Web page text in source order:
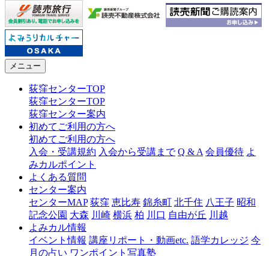
メニュー
荻窪センターTOP
荻窪センターTOP
荻窪センター案内
初めてご利用の方へ
初めてご利用の方へ
入会・受講規約 入会から受講まで Q & A 会員優待 よ
みカルポイント
よくある質問
センター案内
センターMAP 荻窪 恵比寿 錦糸町 北千住 八王子 昭和
記念公園 大森 川崎 横浜 柏 川口 自由が丘 川越
よみカル情報
イベント情報 講座リポート・動画etc. 語学カレッジ 今
月の占い ワンポイント写真塾